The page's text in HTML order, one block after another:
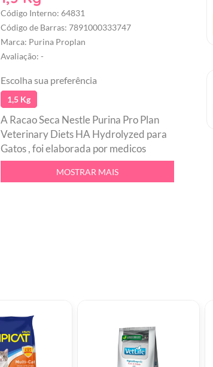
Código Interno: 64831
Código de Barras: 7891000333747
Marca: Purina Proplan
Avaliação: -
Escolha sua preferência
1,5 Kg
A Racao Seca Nestle Purina Pro Plan
Veterinary Diets HA Hydrolyzed para
Gatos , foi elaborada por medicos
veterinarios, cientistas e nutricionistas
com a mais alta tecnologia Nestle
intestinal.br
MOSTRAR MAIS